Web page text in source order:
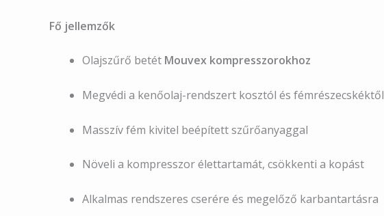
Fő jellemzők
Olajszűrő betét Mouvex kompresszorokhoz
Megvédi a kenőolaj-rendszert kosztól és fémrészecskéktől
Masszív fém kivitel beépített szűrőanyaggal
Növeli a kompresszor élettartamát, csökkenti a kopást
Alkalmas rendszeres cserére és megelőző karbantartásra